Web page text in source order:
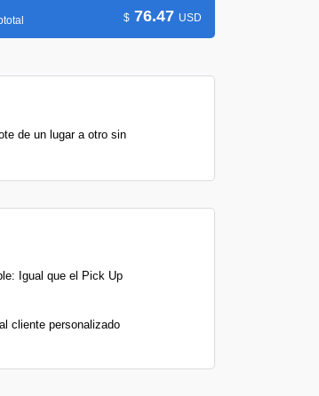
$ 76.47 USD
de un lugar a otro sin
Igual que el Pick Up
cliente personalizado